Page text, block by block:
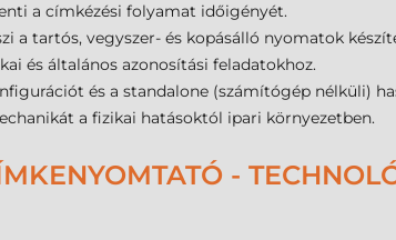
a címkézési folyamat időigényét.
a tartós, vegyszer- és kopásálló nyomatok
és általános azonosítási feladatokhoz.
és a standalone (számítógép nélküli)
a fizikai hatásoktól ipari környezetben.
-